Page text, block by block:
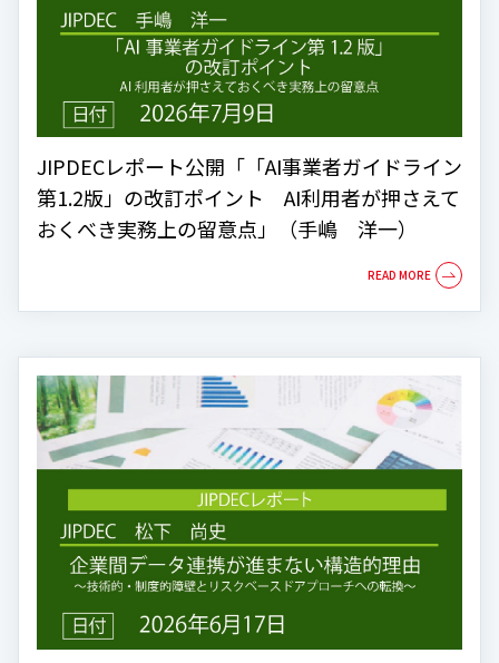
JIPDECレポート公開「「AI事業者ガイドライン
第1.2版」の改訂ポイント AI利用者が押さえて
おくべき実務上の留意点」（手嶋 洋一）